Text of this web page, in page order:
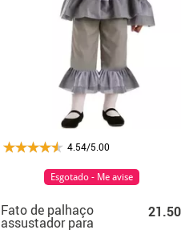
4.54/5.00
Fato de palhaço
assustador para
Esgotado - Me avise